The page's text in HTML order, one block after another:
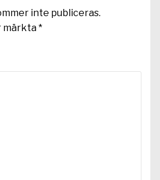
inte publiceras.
märkta*